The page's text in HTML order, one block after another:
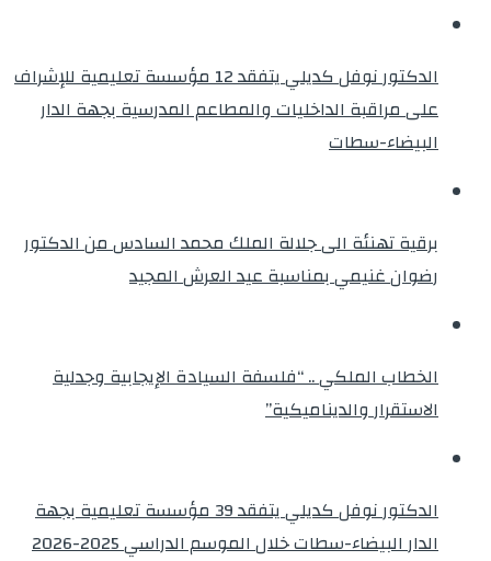
الدكتور نوفل كديلي يتفقد 12 مؤسسة تعليمية للإشراف
على مراقبة الداخليات والمطاعم المدرسية بجهة الدار
البيضاء-سطات
برقية تهنئة الى جلالة الملك محمد السادس من الدكتور
رضوان غنيمي بمناسبة عيد العرش المجيد
الخطاب الملكي .. “فلسفة السيادة الإيجابية وجدلية
الاستقرار والديناميكية”
الدكتور نوفل كديلي يتفقد 39 مؤسسة تعليمية بجهة
الدار البيضاء-سطات خلال الموسم الدراسي 2025-2026